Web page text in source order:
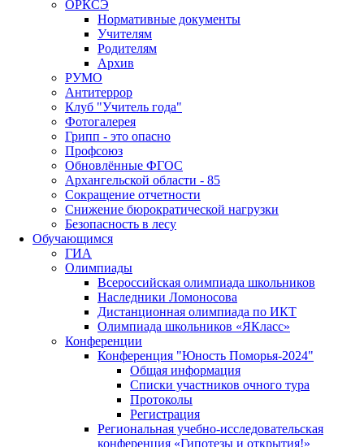
ОРКСЭ
Нормативные документы
Учителям
Родителям
Архив
РУМО
Антитеррор
Клуб "Учитель года"
Фотогалерея
Грипп - это опасно
Профсоюз
Обновлённые ФГОС
Архангельской области - 85
Сокращение отчетности
Снижение бюрократической нагрузки
Безопасность в лесу
Обучающимся
ГИА
Олимпиады
Всероссийская олимпиада школьников
Наследники Ломоносова
Дистанционная олимпиада по ИКТ
Олимпиада школьников «ЯКласс»
Конференции
Конференция "Юность Поморья-2024"
Общая информация
Списки участников очного тура
Протоколы
Регистрация
Региональная учебно-исследовательская
конференция «Гипотезы и открытия!»